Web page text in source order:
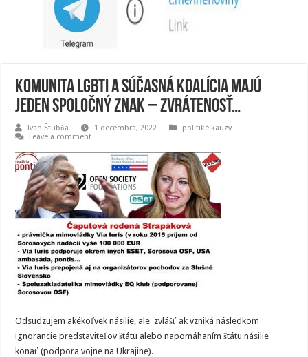
Komunita LGBTI a súčasná koalícia majú
jeden spoločný znak – ZVRÁTENOSŤ…
Ivan Štubňa 1 decembra, 2022
politiké kauzy
Leave a comment
Odsudzujem akékoľvek násilie, ale zvlášť ak vzniká následkom
ignorancie predstaviteľov štátu alebo napomáhaním štátu násilie
konať (podpora vojne na Ukrajine).